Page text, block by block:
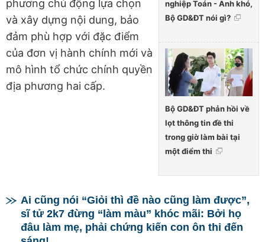
nghiệp Toán - Anh khó,
Bộ GD&ĐT nói gì?
Bộ GD&ĐT phản hồi về
lọt thông tin đề thi
trong giờ làm bài tại
một điểm thi
phương chủ động lựa chọn
và xây dựng nội dung, bảo
đảm phù hợp với đặc điểm
của đơn vị hành chính mới và
mô hình tổ chức chính quyền
địa phương hai cấp.
Ai cũng nói “Giỏi thì đề nào cũng làm được”,
sĩ tử 2k7 đừng “làm màu” khóc mãi: Bởi họ
đâu làm mẹ, phải chứng kiến con ôn thi đến